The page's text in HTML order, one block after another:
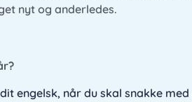
nyt og anderledes.
engelsk, når du skal snakke